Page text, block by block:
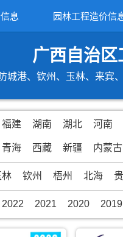
息 园林工程造价信
广西自治
城港、钦州、玉林、来
福建 湖南 湖北 河南
青海 西藏 新疆 内蒙古
林 钦州 梧州 北海
2022 2021 2020 2019